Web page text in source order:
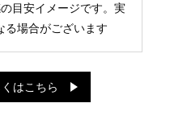
目安イメージです。実
る場合がございます
はこちら